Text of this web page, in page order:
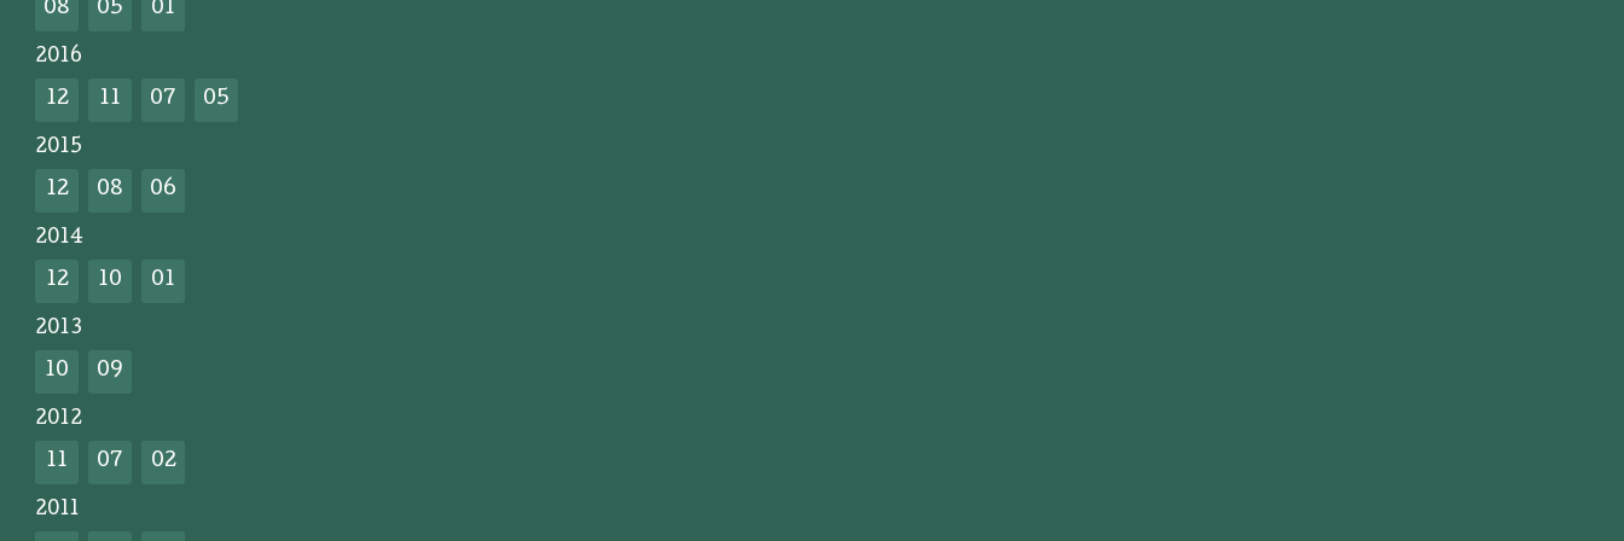
08 05 01
2016
12 11 07 05
2015
12 08 06
2014
12 10 01
2013
10 09
2012
11 07 02
2011